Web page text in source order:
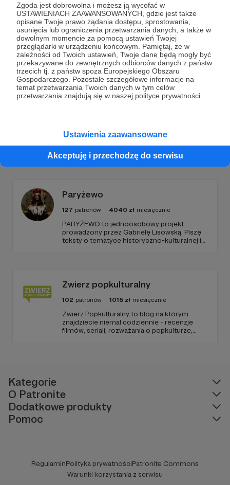
Zgoda jest dobrowolna i możesz ją wycofać w
USTAWIENIACH ZAAWANSOWANYCH, gdzie jest także
opisane Twoje prawo żądania dostępu, sprostowania,
usunięcia lub ograniczenia przetwarzania danych, a także w
dowolnym momencie za pomocą ustawień Twojej
przeglądarki w urządzeniu końcowym. Pamiętaj, że w
zależności od Twoich ustawień, Twoje dane będą mogły być
przekazywane do zewnętrznych odbiorców danych z państw
trzecich tj. z państw spoza Europejskiego Obszaru
Gospodarczego. Pozostałe szczegółowe informacje na
temat przetwarzania Twoich danych w tym celów
przetwarzania znajdują się w naszej polityce prywatności.
Ustawienia zaawansowane
Akceptuję i przechodzę do serwisu
Dołącz do grona Patronów!
Wesprzyj działalność AutoraFundacja Ośrodka
KARTAjuż teraz!
Zostań Patronem
Promowani autorzy
Paryżewo
127 patronów 4040 zł miesięcznie
PARYŻEWO to jednoosobowy projekt
prowadzony przez Gabrielę Lisowską. Piszę
teksty o tematyce historyczno-kulturalnej i
Zwierz popkulturalny
102 patronów 1015 zł miesięcznie
Zwierz Popkulturalny to blog na którym
znajdziecie niemal codziennie - recenzje
filmów, seriali, rozważania o popkulturze,
Kategorie
O Patronite
Dodatkowe produkty
Pomoc
RegulaminPolityka prywatnościPatronite Commons
Warunki korzystania z serwisu